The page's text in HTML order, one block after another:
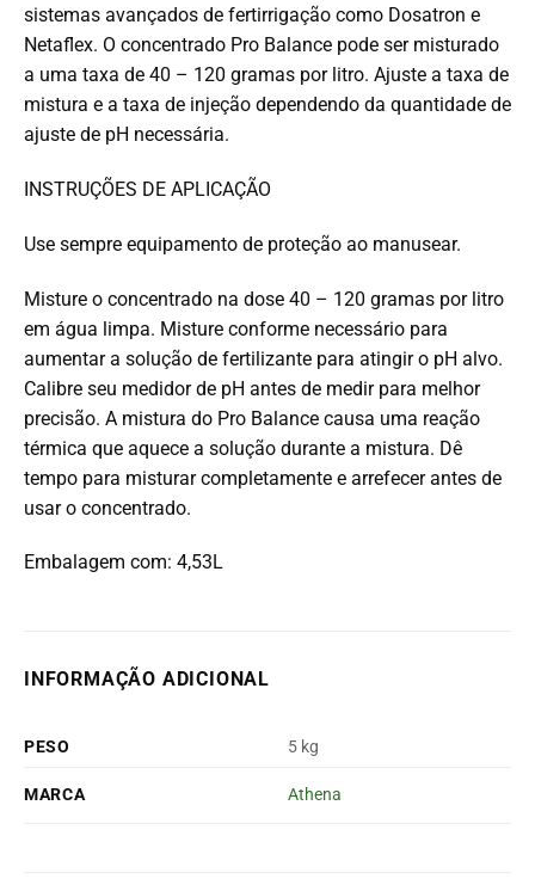
sistemas avançados de fertirrigação como Dosatron e
Netaflex. O concentrado Pro Balance pode ser misturado
a uma taxa de 40 – 120 gramas por litro. Ajuste a taxa de
mistura e a taxa de injeção dependendo da quantidade de
ajuste de pH necessária.
INSTRUÇÕES DE APLICAÇÃO
Use sempre equipamento de proteção ao manusear.
Misture o concentrado na dose 40 – 120 gramas por litro
em água limpa. Misture conforme necessário para
aumentar a solução de fertilizante para atingir o pH alvo.
Calibre seu medidor de pH antes de medir para melhor
precisão. A mistura do Pro Balance causa uma reação
térmica que aquece a solução durante a mistura. Dê
tempo para misturar completamente e arrefecer antes de
usar o concentrado.
Embalagem com: 4,53L
INFORMAÇÃO ADICIONAL
PESO 5 kg
MARCA Athena